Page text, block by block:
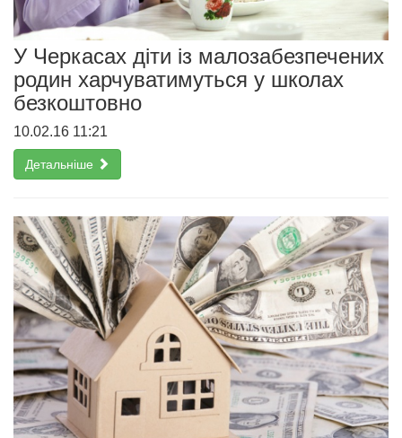
У Черкасах діти із малозабезпечених
родин харчуватимуться у школах
безкоштовно
10.02.16 11:21
Детальніше